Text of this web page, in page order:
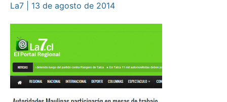
La7 | 13 de agosto de 2014